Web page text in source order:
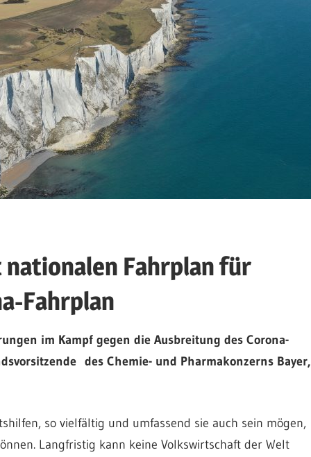
Fahrplan für
Fahrplan
im Kampf gegen die Ausbreitung des Corona-
des Chemie- und Pharmakonzerns Bayer,
so vielfältig und umfassend sie auch sein mögen,
Langfristig kann keine Volkswirtschaft der Welt